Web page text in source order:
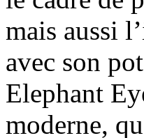
mais aussi
avec son
Elephant
moderne,